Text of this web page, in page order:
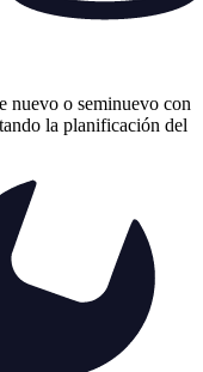
nuevo o seminuevo con
la planificación del